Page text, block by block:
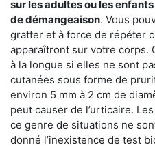
sur les adultes ou les
de démangeaison. Vous
gratter et à force de répéter
apparaîtront sur votre corps.
à la longue si elles ne sont
cutanées sous forme de
environ 5 mm à 2 cm de
peut causer de l’urticaire.
ce genre de situations ne
donné l’inexistence de test